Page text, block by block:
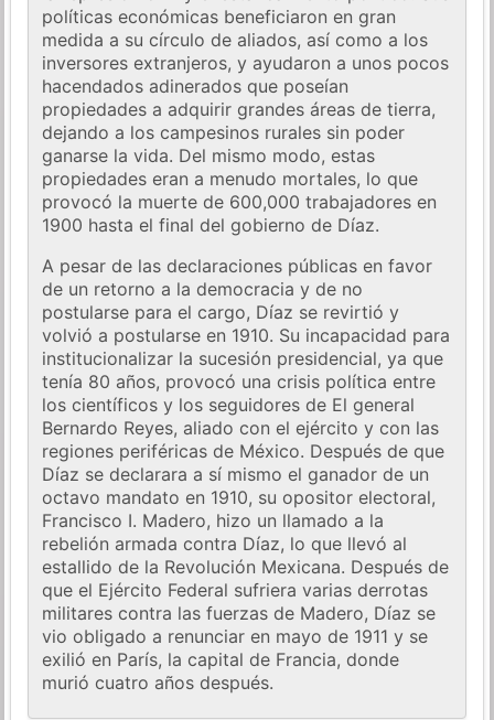
políticas económicas beneficiaron en gran
medida a su círculo de aliados, así como a los
inversores extranjeros, y ayudaron a unos pocos
hacendados adinerados que poseían
propiedades a adquirir grandes áreas de tierra,
dejando a los campesinos rurales sin poder
ganarse la vida. Del mismo modo, estas
propiedades eran a menudo mortales, lo que
provocó la muerte de 600,000 trabajadores en
1900 hasta el final del gobierno de Díaz.
A pesar de las declaraciones públicas en favor
de un retorno a la democracia y de no
postularse para el cargo, Díaz se revirtió y
volvió a postularse en 1910. Su incapacidad para
institucionalizar la sucesión presidencial, ya que
tenía 80 años, provocó una crisis política entre
los científicos y los seguidores de El general
Bernardo Reyes, aliado con el ejército y con las
regiones periféricas de México. Después de que
Díaz se declarara a sí mismo el ganador de un
octavo mandato en 1910, su opositor electoral,
Francisco I. Madero, hizo un llamado a la
rebelión armada contra Díaz, lo que llevó al
estallido de la Revolución Mexicana. Después de
que el Ejército Federal sufriera varias derrotas
militares contra las fuerzas de Madero, Díaz se
vio obligado a renunciar en mayo de 1911 y se
exilió en París, la capital de Francia, donde
murió cuatro años después.